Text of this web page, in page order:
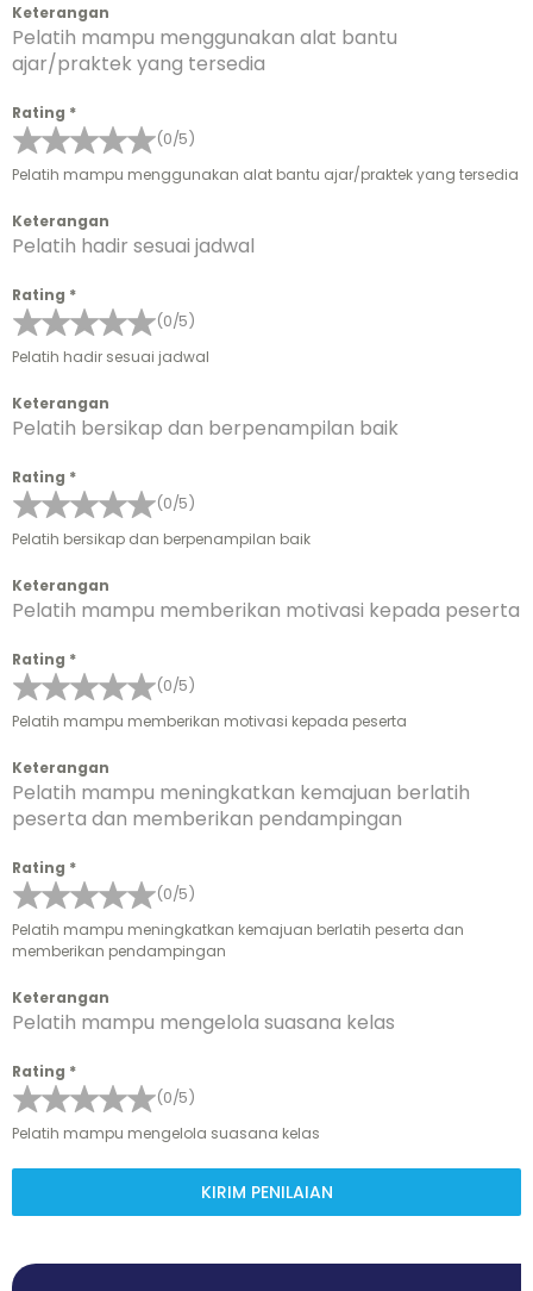
Keterangan
Pelatih mampu menggunakan alat bantu
ajar/praktek yang tersedia
Rating *
(0/5)
Pelatih mampu menggunakan alat bantu ajar/praktek yang tersedia
Keterangan
Pelatih hadir sesuai jadwal
Rating *
(0/5)
Pelatih hadir sesuai jadwal
Keterangan
Pelatih bersikap dan berpenampilan baik
Rating *
(0/5)
Pelatih bersikap dan berpenampilan baik
Keterangan
Pelatih mampu memberikan motivasi kepada peserta
Rating *
(0/5)
Pelatih mampu memberikan motivasi kepada peserta
Keterangan
Pelatih mampu meningkatkan kemajuan berlatih
peserta dan memberikan pendampingan
Rating *
(0/5)
Pelatih mampu meningkatkan kemajuan berlatih peserta dan
memberikan pendampingan
Keterangan
Pelatih mampu mengelola suasana kelas
Rating *
(0/5)
Pelatih mampu mengelola suasana kelas
KIRIM PENILAIAN